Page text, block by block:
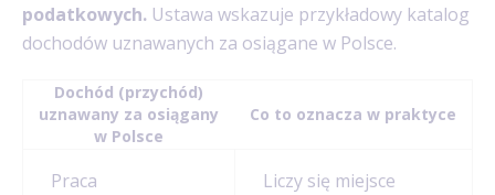
podatkowych. Ustawa wskazuje przykładowy katalog
dochodów uznawanych za osiągane w Polsce.
Dochód (przychód)
uznawany za osiągany
w Polsce
Co to oznacza w praktyce
Praca
Liczy się miejsce